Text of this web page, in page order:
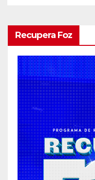
Recupera Foz